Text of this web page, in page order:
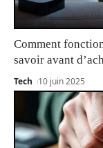
Comment
savoir avant
Tech 10 juin 2025